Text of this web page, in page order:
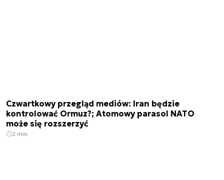
Czwartkowy przegląd mediów: Iran będzie
kontrolować Ormuz?; Atomowy parasol NATO
może się rozszerzyć
2 min.